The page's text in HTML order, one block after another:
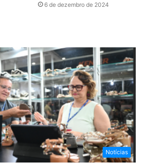
6 de dezembro de 2024
Notícias